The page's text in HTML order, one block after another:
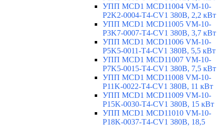
УПП MCD1 MCD11004 VM-10-
P2K2-0004-T4-CV1 380В, 2,2 кВт
УПП MCD1 MCD11005 VM-10-
P3K7-0007-T4-CV1 380В, 3,7 кВт
УПП MCD1 MCD11006 VM-10-
P5K5-0011-T4-CV1 380В, 5,5 кВт
УПП MCD1 MCD11007 VM-10-
P7K5-0015-T4-CV1 380В, 7,5 кВт
УПП MCD1 MCD11008 VM-10-
P11K-0022-T4-CV1 380В, 11 кВт
УПП MCD1 MCD11009 VM-10-
P15K-0030-T4-CV1 380В, 15 кВт
УПП MCD1 MCD11010 VM-10-
P18K-0037-T4-CV1 380В, 18,5